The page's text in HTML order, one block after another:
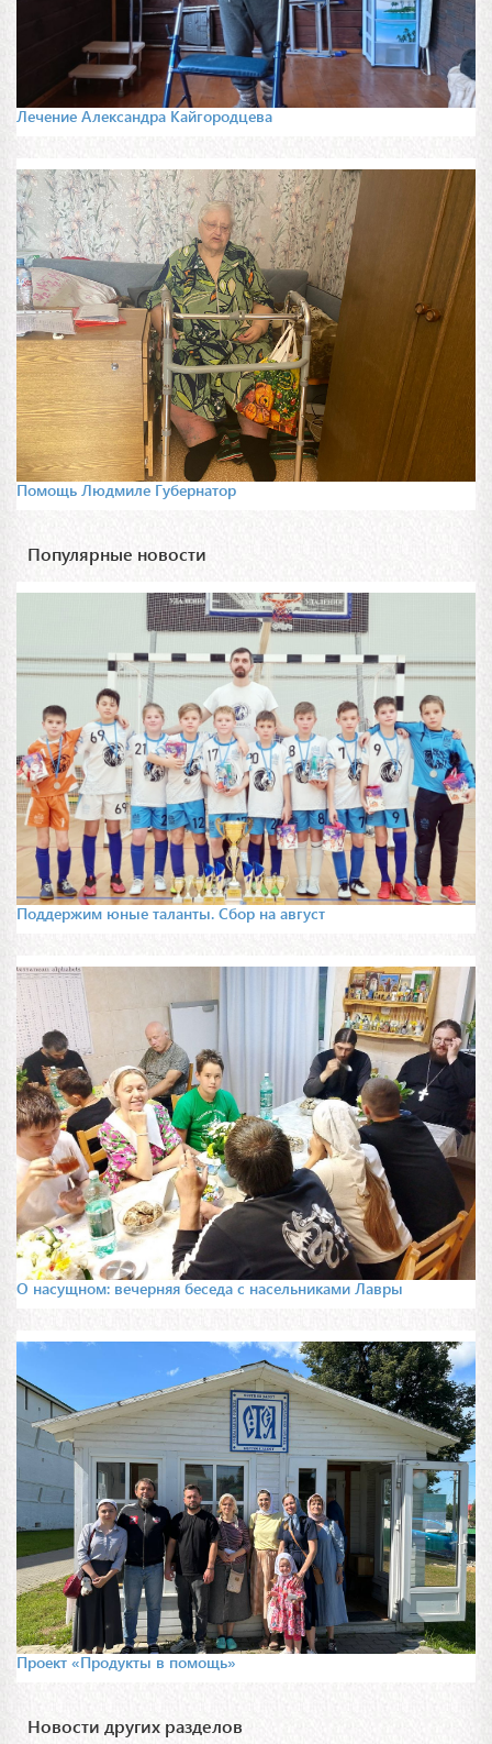
Лечение Александра Кайгородцева
Помощь Людмиле Губернатор
Популярные новости
Поддержим юные таланты. Сбор на август
О насущном: вечерняя беседа с насельниками Лавры
Проект «Продукты в помощь»
Новости других разделов